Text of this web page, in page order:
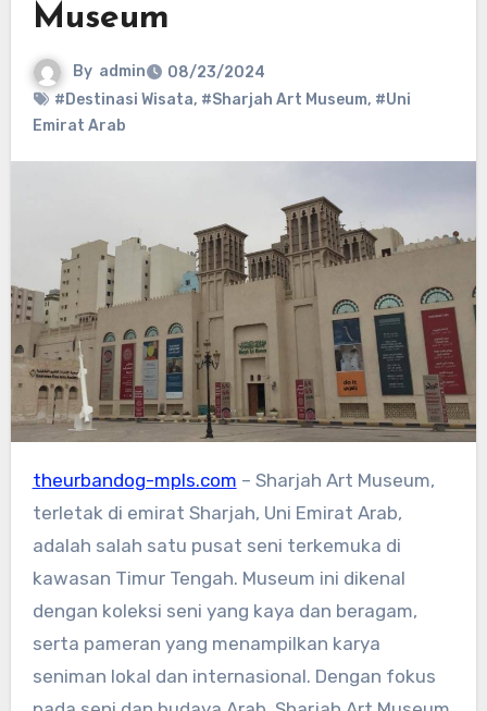
Museum
By admin
08/23/2024
#Destinasi Wisata, #Sharjah Art Museum, #Uni
Emirat Arab
theurbandog-mpls.com – Sharjah Art Museum,
terletak di emirat Sharjah, Uni Emirat Arab,
adalah salah satu pusat seni terkemuka di
kawasan Timur Tengah. Museum ini dikenal
dengan koleksi seni yang kaya dan beragam,
serta pameran yang menampilkan karya
seniman lokal dan internasional. Dengan fokus